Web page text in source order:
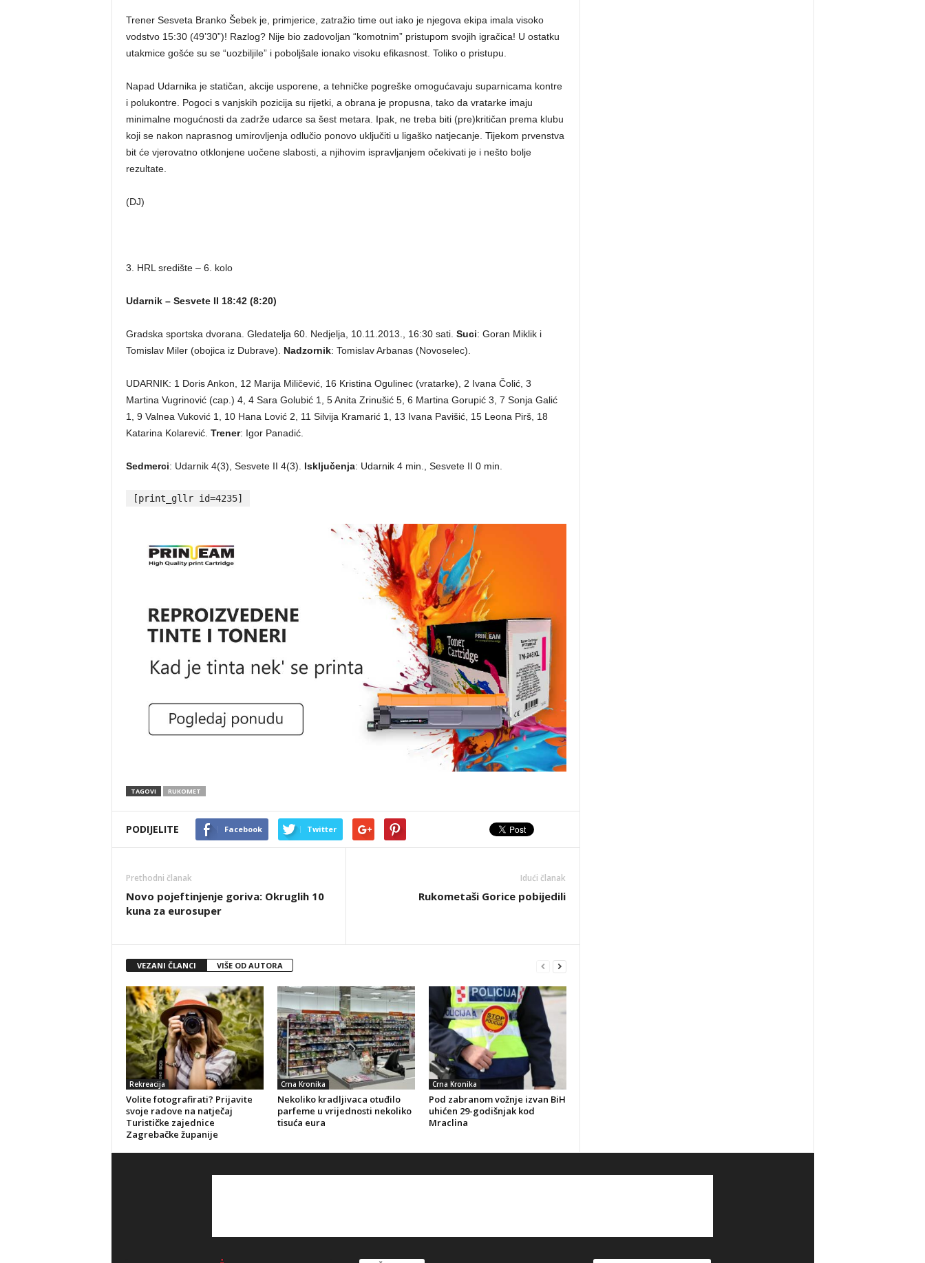
Trener Sesveta Branko Šebek je, primjerice, zatražio time out iako je njegova ekipa imala visoko
vodstvo 15:30 (49’30”)! Razlog? Nije bio zadovoljan “komotnim” pristupom svojih igračica! U ostatku
utakmice gošće su se “uozbiljile” i poboljšale ionako visoku efikasnost. Toliko o pristupu.
Napad Udarnika je statičan, akcije usporene, a tehničke pogreške omogućavaju suparnicama kontre
i polukontre. Pogoci s vanjskih pozicija su rijetki, a obrana je propusna, tako da vratarke imaju
minimalne mogućnosti da zadrže udarce sa šest metara. Ipak, ne treba biti (pre)kritičan prema klubu
koji se nakon naprasnog umirovljenja odlučio ponovo uključiti u ligaško natjecanje. Tijekom prvenstva
bit će vjerovatno otklonjene uočene slabosti, a njihovim ispravljanjem očekivati je i nešto bolje
rezultate.
(DJ)
3. HRL središte – 6. kolo
Udarnik – Sesvete II 18:42 (8:20)
Gradska sportska dvorana. Gledatelja 60. Nedjelja, 10.11.2013., 16:30 sati. Suci: Goran Miklik i
Tomislav Miler (obojica iz Dubrave). Nadzornik: Tomislav Arbanas (Novoselec).
UDARNIK: 1 Doris Ankon, 12 Marija Miličević, 16 Kristina Ogulinec (vratarke), 2 Ivana Čolić, 3
Martina Vugrinović (cap.) 4, 4 Sara Golubić 1, 5 Anita Zrinušić 5, 6 Martina Gorupić 3, 7 Sonja Galić
1, 9 Valnea Vuković 1, 10 Hana Lović 2, 11 Silvija Kramarić 1, 13 Ivana Pavišić, 15 Leona Pirš, 18
Katarina Kolarević. Trener: Igor Panadić.
Sedmerci: Udarnik 4(3), Sesvete II 4(3). Isključenja: Udarnik 4 min., Sesvete II 0 min.
[print_gllr id=4235]
TAGOVI RUKOMET
PODIJELITE Facebook Twitter
Prethodni članak
Novo pojeftinjenje goriva: Okruglih 10
kuna za eurosuper
Idući članak
Rukometaši Gorice pobijedili
VEZANI ČLANCI VIŠE OD AUTORA
Rekreacija
Volite fotografirati? Prijavite
svoje radove na natječaj
Turističke zajednice
Zagrebačke županije
Crna Kronika
Nekoliko kradljivaca otuđilo
parfeme u vrijednosti nekoliko
tisuća eura
Crna Kronika
Pod zabranom vožnje izvan BiH
uhićen 29-godišnjak kod
Mraclina